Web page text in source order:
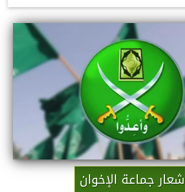
شعار جماعة الإخوان